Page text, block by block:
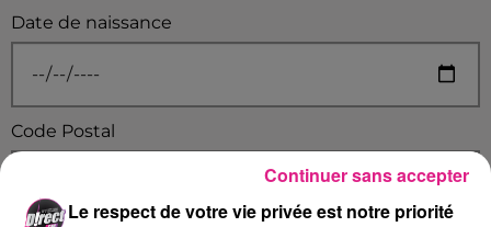
Date de naissance
Code Postal
Le respect de votre vie privée est notre priorité
Continuer sans accepter